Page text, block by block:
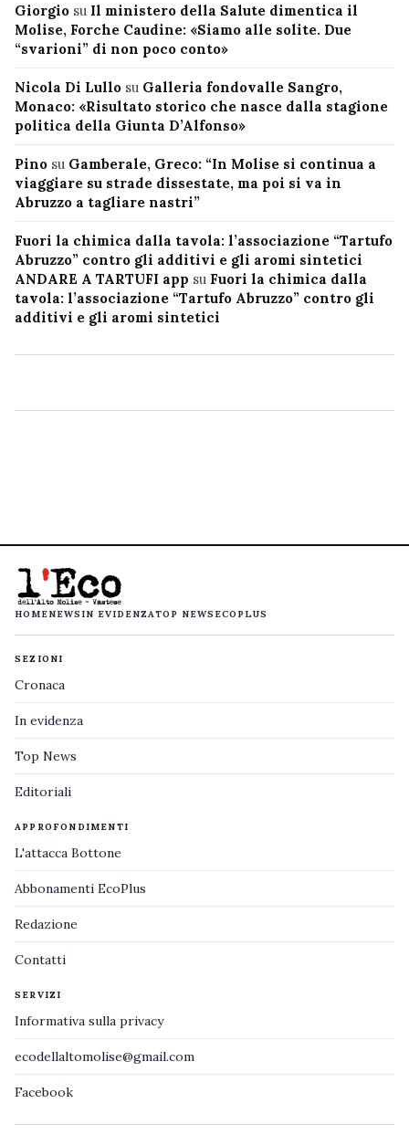
Giorgio su Il ministero della Salute dimentica il
Molise, Forche Caudine: «Siamo alle solite. Due
“svarioni” di non poco conto»
Nicola Di Lullo su Galleria fondovalle Sangro,
Monaco: «Risultato storico che nasce dalla stagione
politica della Giunta D’Alfonso»
Pino su Gamberale, Greco: “In Molise si continua a
viaggiare su strade dissestate, ma poi si va in
Abruzzo a tagliare nastri”
Fuori la chimica dalla tavola: l’associazione “Tartufo
Abruzzo” contro gli additivi e gli aromi sintetici
ANDARE A TARTUFI app su Fuori la chimica dalla
tavola: l’associazione “Tartufo Abruzzo” contro gli
additivi e gli aromi sintetici
HOMENEWS IN EVIDENZATOP NEWS ECOPLUS
SEZIONI
Cronaca
In evidenza
Top News
Editoriali
APPROFONDIMENTI
L'attacca Bottone
Abbonamenti EcoPlus
Redazione
Contatti
SERVIZI
Informativa sulla privacy
ecodellaltomolise@gmail.com
Facebook